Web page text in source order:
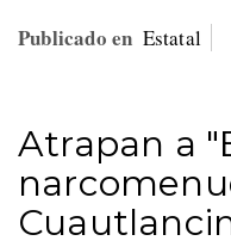
Publicado en Estatal
Atrapan a